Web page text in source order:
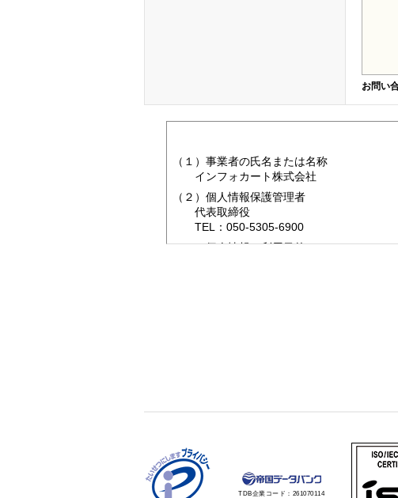
お問い
（１）事業者の氏名または名称
インフォカート株式会社
（２）個人情報保護管理者
代表取締役
TEL：050-5305-6900
（３）個人情報の利用目的
・当社事業に関してお問い合わせいた
取得した個人情報は法令等による場合
（８）個人情報の安全管理措置について
取得した個人情報については、漏洩、
お問合せへの回答後、取得した個人情報
TDB企業コード： 261070114